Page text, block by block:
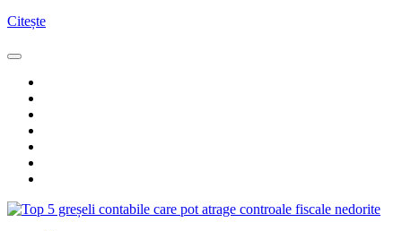
Citește